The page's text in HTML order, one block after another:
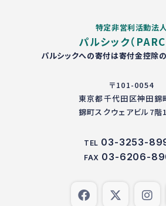
特定非営利活動法
パルシック（
パルシックへの寄付は寄付金控除の
〒101-0054
東京都千代田区神田錦
錦町スクウェアビル7階
TEL 03-3253-
FAX 03-6206-